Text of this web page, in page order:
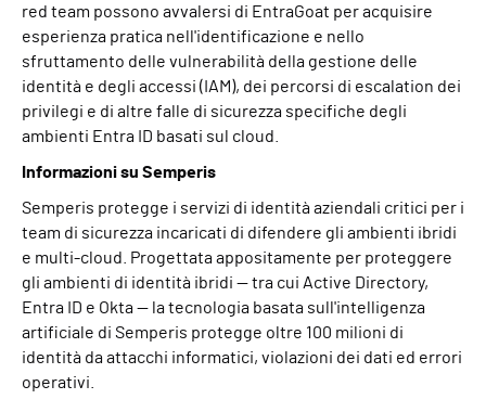
red team possono avvalersi di EntraGoat per acquisire
esperienza pratica nell'identificazione e nello
sfruttamento delle vulnerabilità della gestione delle
identità e degli accessi (IAM), dei percorsi di escalation dei
privilegi e di altre falle di sicurezza specifiche degli
ambienti Entra ID basati sul cloud.
Informazioni su Semperis
Semperis protegge i servizi di identità aziendali critici per i
team di sicurezza incaricati di difendere gli ambienti ibridi
e multi-cloud. Progettata appositamente per proteggere
gli ambienti di identità ibridi — tra cui Active Directory,
Entra ID e Okta — la tecnologia basata sull'intelligenza
artificiale di Semperis protegge oltre 100 milioni di
identità da attacchi informatici, violazioni dei dati ed errori
operativi.